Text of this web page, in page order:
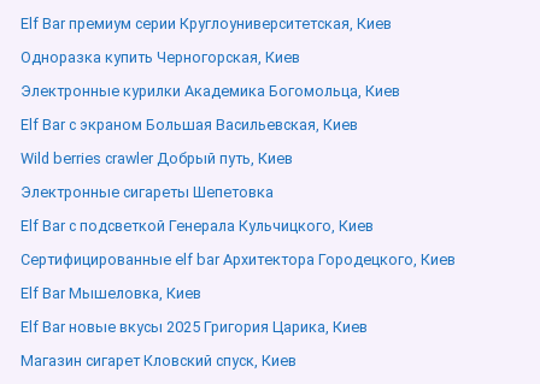
Elf Bar премиум серии Круглоуниверситетская, Киев
Одноразка купить Черногорская, Киев
Электронные курилки Академика Богомольца, Киев
Elf Bar с экраном Большая Васильевская, Киев
Wild berries crawler Добрый путь, Киев
Электронные сигареты Шепетовка
Elf Bar с подсветкой Генерала Кульчицкого, Киев
Сертифицированные elf bar Архитектора Городецкого, Киев
Elf Bar Мышеловка, Киев
Elf Bar новые вкусы 2025 Григория Царика, Киев
Магазин сигарет Кловский спуск, Киев